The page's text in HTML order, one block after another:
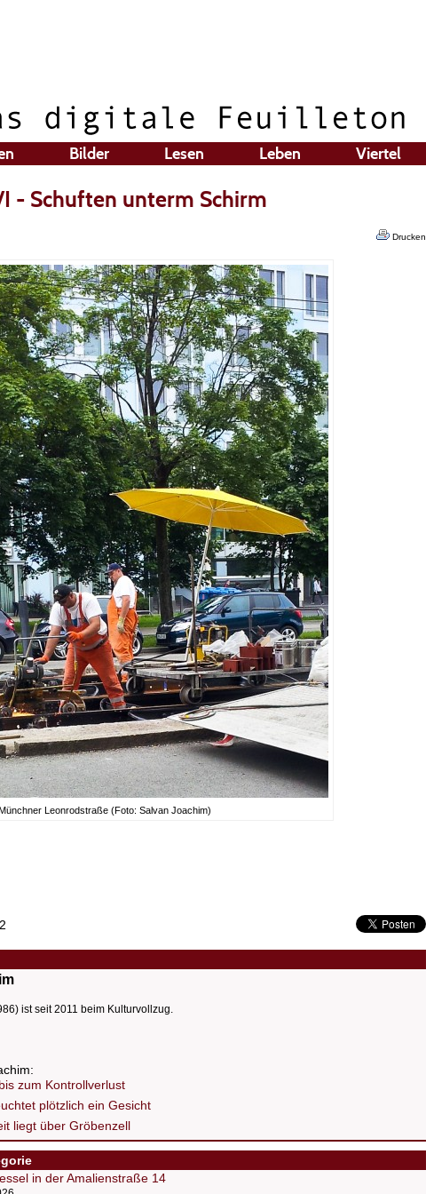
Bilder Lesen Leben Viertel
- Schuften unterm Schirm
Drucken
Leonrodstraße (Foto: Salvan Joachim)
ist seit 2011 beim Kulturvollzug.
zum Kontrollverlust
plötzlich ein Gesicht
liegt über Gröbenzell
in der Amalienstraße 14